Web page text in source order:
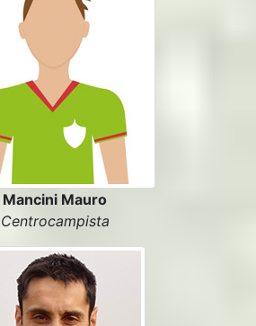
Mancini Mauro
Centrocampista